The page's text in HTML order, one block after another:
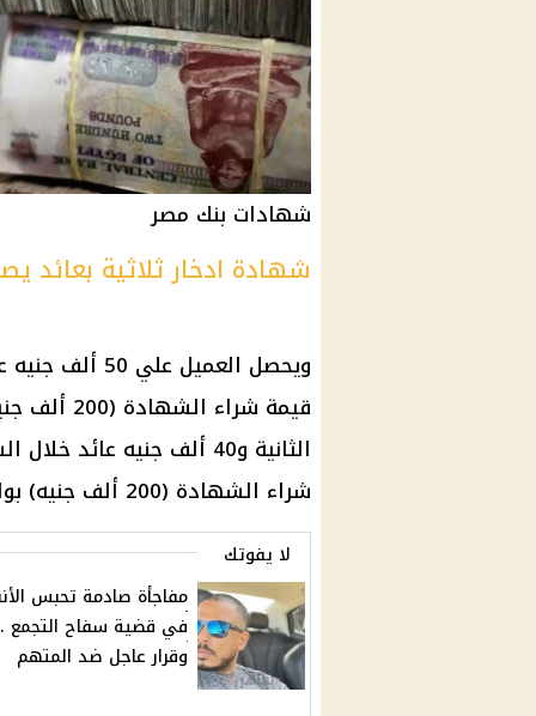
شهادات بنك مصر
شهادة ادخار ثلاثية بعائد يصل
ويحصل العميل علي 50 ألف جنيه
قيمة شراء الشهادة
الثانية و40 ألف جنيه
عائد خلال
شراء الشهادة (200 ألف جنيه) بواقع 3333 جنيه ربح شهري في السنة الثالثة.
لا يفوتك
مفاجأة صادمة تحبس
في قضية سفاح التجمع
وقرار عاجل ضد المتهم